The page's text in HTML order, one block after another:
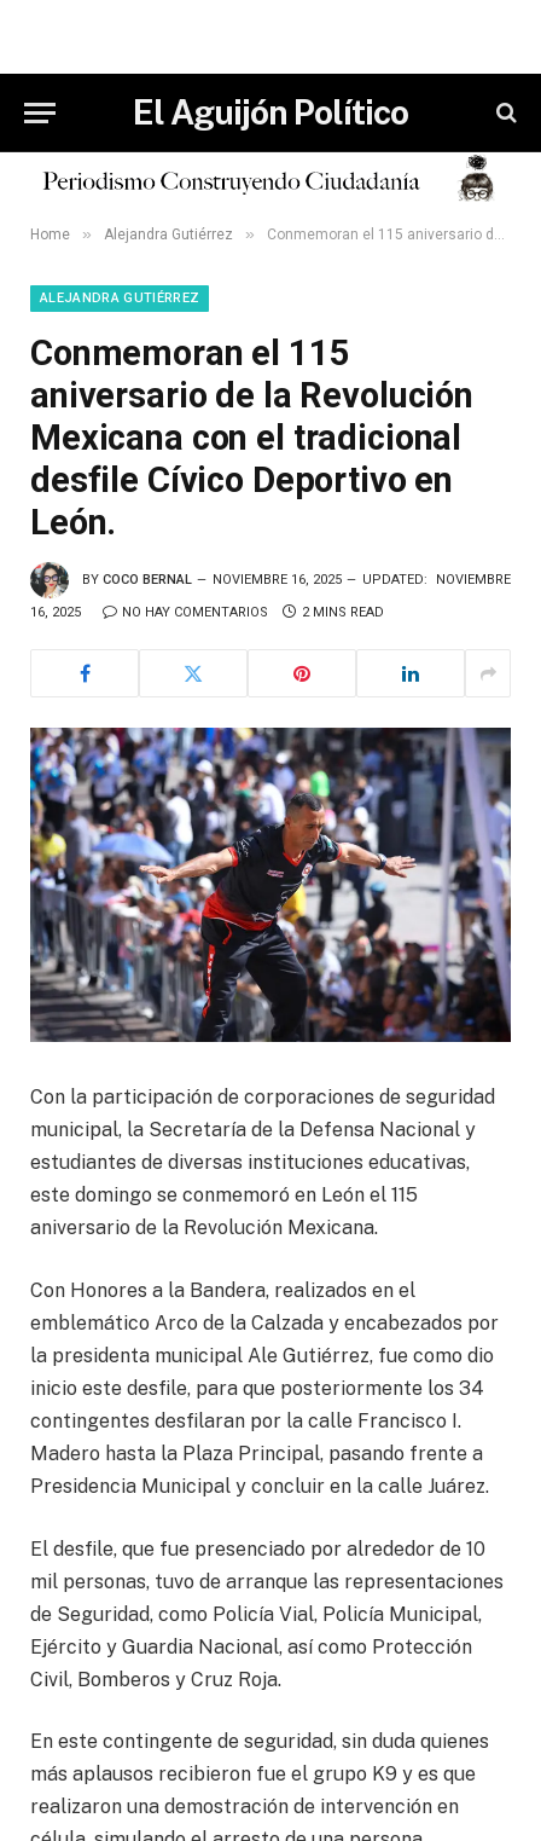
El Aguijón Político
Home » Alejandra Gutiérrez » Conmemoran el 115 aniversario de la Revolución Mexicana con el tradicional desfile Cívico Deportivo en León.
ALEJANDRA GUTIÉRREZ
Conmemoran el 115
aniversario de la Revolución
Mexicana con el tradicional
desfile Cívico Deportivo en
León.
BY COCO BERNAL NOVIEMBRE 16, 2025 UPDATED: NOVIEMBRE
16, 2025 NO HAY COMENTARIOS 2 MINS READ
Con la participación de corporaciones de seguridad
municipal, la Secretaría de la Defensa Nacional y
estudiantes de diversas instituciones educativas,
este domingo se conmemoró en León el 115
aniversario de la Revolución Mexicana.
Con Honores a la Bandera, realizados en el
emblemático Arco de la Calzada y encabezados por
la presidenta municipal Ale Gutiérrez, fue como dio
inicio este desfile, para que posteriormente los 34
contingentes desfilaran por la calle Francisco I.
Madero hasta la Plaza Principal, pasando frente a
Presidencia Municipal y concluir en la calle Juárez.
El desfile, que fue presenciado por alrededor de 10
mil personas, tuvo de arranque las representaciones
de Seguridad, como Policía Vial, Policía Municipal,
Ejército y Guardia Nacional, así como Protección
Civil, Bomberos y Cruz Roja.
En este contingente de seguridad, sin duda quienes
más aplausos recibieron fue el grupo K9 y es que
realizaron una demostración de intervención en